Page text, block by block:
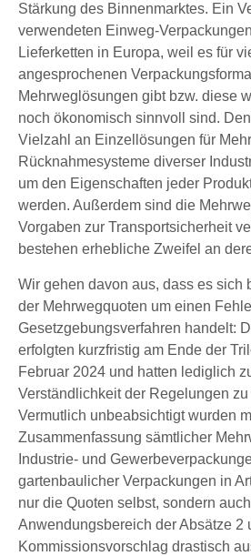
Stärkung des Binnenmarktes. Ein
verwendeten Einweg-
Lieferketten in Europa, weil es für
angesprochenen
Mehrweglösungen gibt bzw. diese
noch ökonomisch sinnvoll sind.
Vielzahl an Einzellösungen für
Rücknahmesysteme diverser
um den Eigenschaften jeder
werden. Außerdem sind die
Vorgaben zur Transportsicherheit
bestehen erhebliche Zweifel an
Wir gehen davon aus, dass es sich
der Mehrwegquoten um einen
Gesetzgebungsverfahren handelt:
erfolgten kurzfristig am Ende der
Februar 2024 und hatten lediglich
Verständlichkeit der Regelungen zu
Vermutlich unbeabsichtigt wurden
Zusammenfassung sämtlicher
Industrie- und
gartenbaulicher Verpackungen in
nur die Quoten selbst, sondern
Anwendungsbereich der Absätze 2
Kommissionsvorschlag drastisch